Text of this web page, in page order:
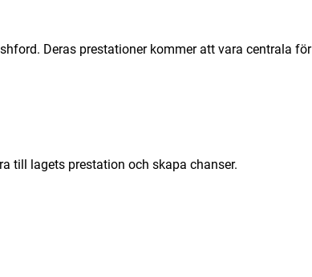
Deras prestationer kommer att vara centrala för
till lagets prestation och skapa chanser.